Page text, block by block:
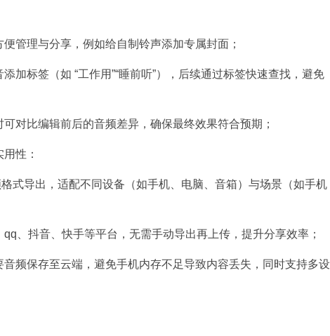
管理与分享，例如给自制铃声添加专属封面；​
加标签（如 “工作用”“睡前听”），后续通过标签快速查找，避免
对比编辑前后的音频差异，确保最终效果符合预期；​
性：​
式导出，适配不同设备（如手机、电脑、音箱）与场景（如手机
、抖音、快手等平台，无需手动导出再上传，提升分享效率；​
频保存至云端，避免手机内存不足导致内容丢失，同时支持多设